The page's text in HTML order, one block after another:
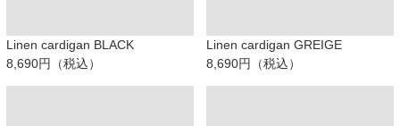
Linen cardigan BLACK
8,690円（税込）
Linen cardigan GREIGE
8,690円（税込）